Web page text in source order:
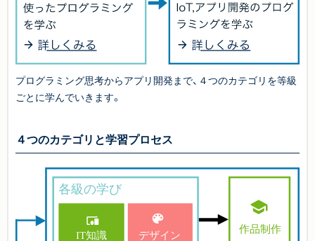
プログラミング思考からアプリ開発まで、４つのカテゴリを等級
ごとに学んでいきます。
４つのカテゴリと学習プロセス